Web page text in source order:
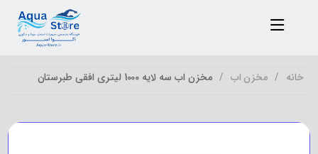
خانه مخزن اب مخزن اب سه لایه 1000 لیتری افقی طبرستان